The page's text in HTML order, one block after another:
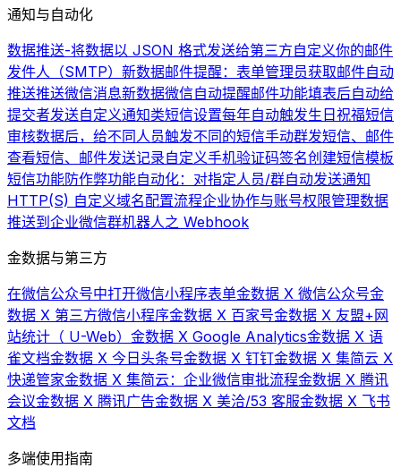
通知与自动化
数据推送-将数据以 JSON 格式发送给第三方自定义你的邮件
发件人（SMTP） 新数据邮件提醒：表单管理员获取邮件自动
推送推送微信消息新数据微信自动提醒邮件功能填表后自动给
提交者发送自定义通知类短信设置每年自动触发生日祝福短信
审核数据后，给不同人员触发不同的短信手动群发短信、邮件
查看短信、邮件发送记录自定义手机验证码签名创建短信模板
短信功能防作弊功能自动化：对指定人员/群自动发送通知
HTTP(S) 自定义域名配置流程企业协作与账号权限管理数据
推送到企业微信群机器人之 Webhook
金数据与第三方
在微信公众号中打开微信小程序表单金数据 X 微信公众号金
数据 X 第三方微信小程序金数据 X 百家号金数据 X 友盟+网
站统计（ U-Web） 金数据 X Google Analytics金数据 X 语
雀文档金数据 X 今日头条号金数据 X 钉钉金数据 X 集简云 X
快递管家金数据 X 集简云：企业微信审批流程金数据 X 腾讯
会议金数据 X 腾讯广告金数据 X 美洽/53 客服金数据 X 飞书
文档
多端使用指南